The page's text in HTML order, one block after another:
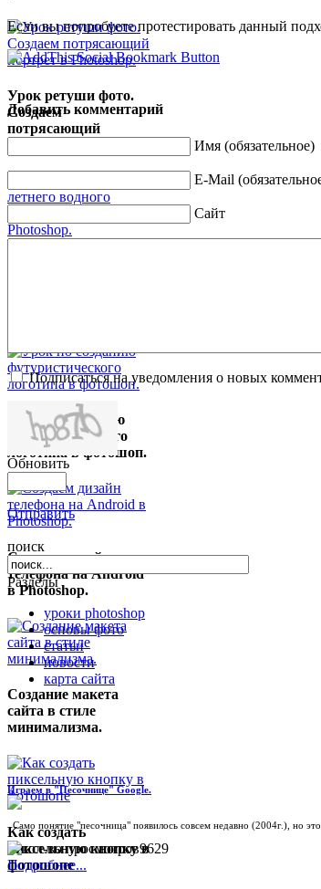
Урок ретуши фото.
Создаем
потрясающий
Урок по созданию
футуристического
логотипа в фотошоп.
Создаем дизайн
телефона на Android
в Photoshop.
Создание макета
сайта в стиле
минимализма.
Как создать
пиксельную кнопку в
фотошопе
Если вы попробуете протестировать данный
Добавить комментарий
Имя (обязательное)
E-Mail
Сайт
Подписаться на уведомления о новых
Обновить
Отправить
поиск
Разделы
уроки photoshop
основы фото
статьи
новости
карта сайта
Играем в "Песочнице" Google.
Само понятие "песочница" появилось совсем недавно (2004г.), но
9629
Подробнее...